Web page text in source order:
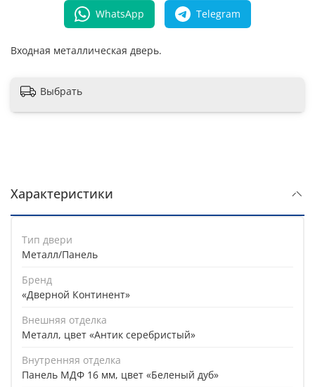
WhatsApp Telegram
Входная металлическая дверь.
Выбрать
Характеристики
Тип двери
Металл/Панель
Бренд
«Дверной Континент»
Внешняя отделка
Металл, цвет «Антик серебристый»
Внутренняя отделка
Панель МДФ 16 мм, цвет «Беленый дуб»